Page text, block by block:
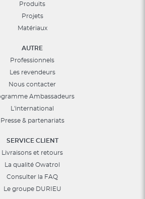
Produits
Projets
Matériaux
AUTRE
Professionnels
Les revendeurs
Nous contacter
Ambassadeurs
L'international
Presse & partenariats
SERVICE CLIENT
Livraisons et retours
La qualité Owatrol
Consulter la FAQ
Le groupe DURIEU